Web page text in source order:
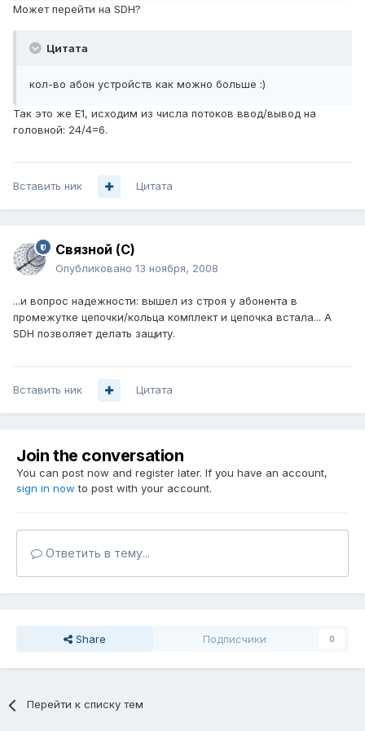
Может перейти на SDH?
Цитата
кол-во абон устройств как можно больше :)
Так это же Е1, исходим из числа потоков ввод/вывод на
головной: 24/4=6.
Вставить ник Цитата
Связной (С)
Опубликовано 13 ноября, 2008
...и вопрос надежности: вышел из строя у абонента в
промежутке цепочки/кольца комплект и цепочка встала... А
SDH позволяет делать защиту.
Вставить ник Цитата
Join the conversation
You can post now and register later. If you have an account,
sign in now to post with your account.
Ответить в тему...
Share Подписчики 0
Перейти к списку тем